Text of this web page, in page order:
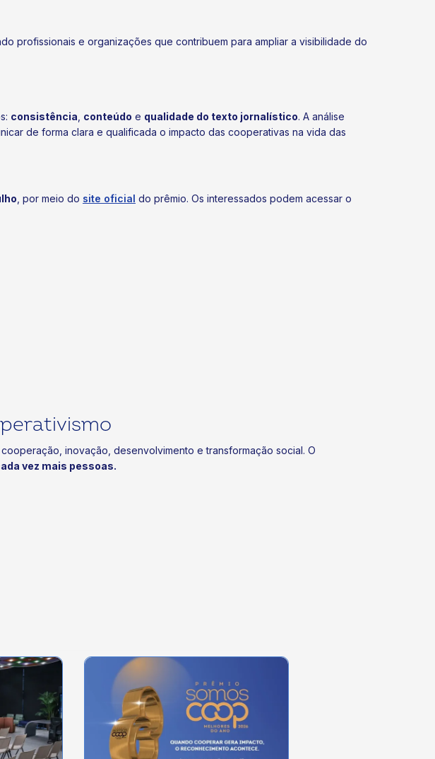
profissionais e organizações que contribuem para ampliar a visibilidade do
consistência conteúdo e qualidade do texto jornalístico. A análise
de forma clara e qualificada o impacto das cooperativas na vida das
, por meio do site oficial do prêmio. Os interessados podem acessar o
inovação, desenvolvimento e transformação social. O
vez mais pessoas.